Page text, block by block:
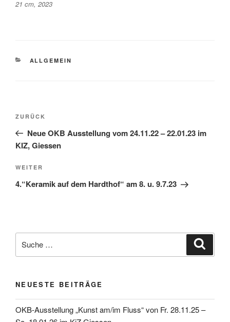
21 cm, 2023
KATEGORIEN
ALLGEMEIN
Beitragsnavigation
Vorheriger
Beitrag
ZURÜCK
Neue OKB Ausstellung vom 24.11.22 – 22.01.23 im
KIZ, Giessen
Nächster
Beitrag
WEITER
4.“Keramik auf dem Hardthof“ am 8. u. 9.7.23
nach:
NEUESTE BEITRÄGE
OKB-Ausstellung „Kunst am/im Fluss“ von Fr. 28.11.25 –